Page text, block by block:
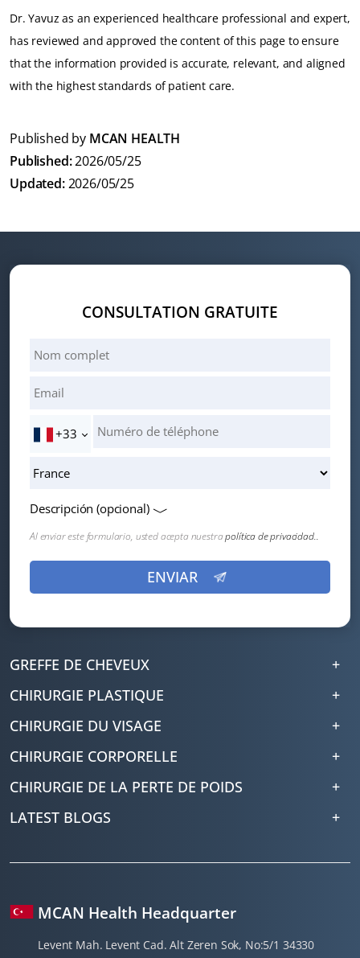
semaines et, au minimum, pendant les deux premières
semaines suivant l’intervention.
Remarque :Chaque organisme réagit différemment à la
consignes de votre chirurgien et de suivre
attentivement les recommandations de l’équipe de
suivi de MCAN Health tout au long de votre
Dr. Yavuz as an experienced healthcare professional and expert,
has reviewed and approved the content of this page to ensure
that the information provided is accurate, relevant, and aligned
with the highest standards of patient care.
Published by MCAN HEALTH
Published:2026/05/25
Updated:2026/05/25
CONSULTATION GRATUITE
+33
Descripción (opcional)
Al enviar este formulario, usted acepta nuestrapolítica de privacidad..
GREFFE DE CHEVEUX
CHIRURGIE PLASTIQUE
CHIRURGIE DU VISAGE
CHIRURGIE CORPORELLE
CHIRURGIE DE LA PERTE DE POIDS
LATEST BLOGS
MCAN Health Headquarter
Levent Mah. Levent Cad. Alt Zeren Sok, No:5/1 34330